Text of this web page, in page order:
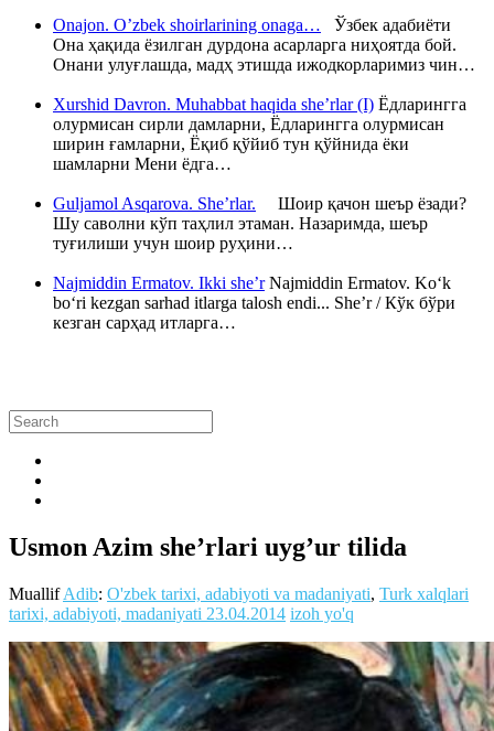
Onajon. O’zbek shoirlarining onaga… Ўзбек адабиёти
Она ҳақида ёзилган дурдона асарларга ниҳоятда бой.
Онани улуғлашда, мадҳ этишда ижодкорларимиз чин…
Xurshid Davron. Muhabbat haqida she’rlar (I) Ёдларингга
олурмисан сирли дамларни, Ёдларингга олурмисан
ширин ғамларни, Ёқиб қўйиб тун қўйнида ёки
шамларни Мени ёдга…
Guljamol Asqarova. She’rlar. Шоир қачон шеър ёзади?
Шу саволни кўп таҳлил этаман. Назаримда, шеър
туғилиши учун шоир руҳини…
Najmiddin Ermatov. Ikki she’rNajmiddin Ermatov. Ko‘k
bo‘ri kezgan sarhad itlarga talosh endi... She’r / Кўк бўри
кезган сарҳад итларга…
Usmon Azim she’rlari uyg’ur tilida
MuallifAdib: O'zbek tarixi, adabiyoti va madaniyati, Turk xalqlari
tarixi, adabiyoti, madaniyati 23.04.2014 izoh yo'q